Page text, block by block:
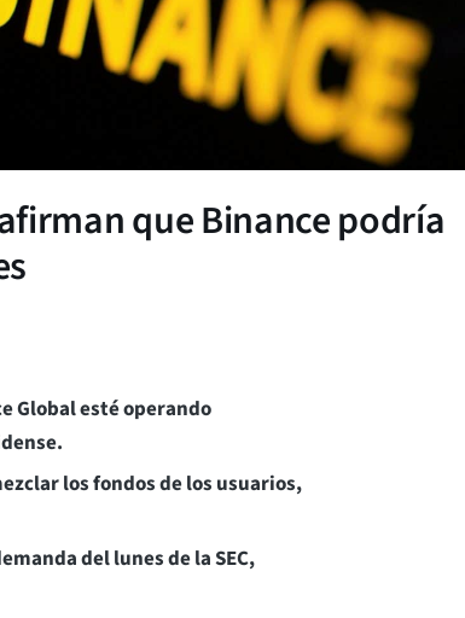
que Binance podría
Global esté operando
los fondos de los usuarios,
del lunes de la SEC,